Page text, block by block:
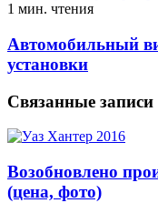
1 мин. чтения
Автомобильный
установки
Связанные записи
Возобновлено
(цена, фото)